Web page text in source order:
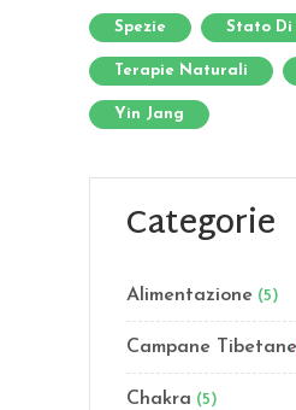
Spezie Stato Di
Terapie Naturali
Yin Jang
Categorie
Alimentazione (5)
Campane Tibetane
Chakra (5)